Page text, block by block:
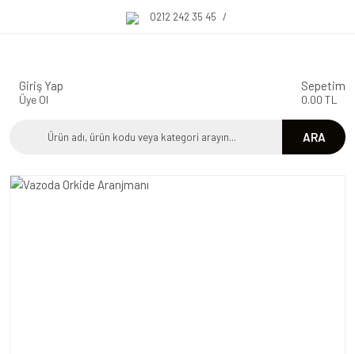
0212 242 35 45 /
ARA
Giriş Yap
Üye Ol
Sepetim
0.00 TL